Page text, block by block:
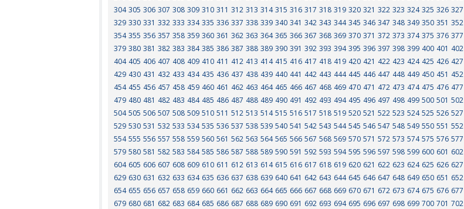
304 305 306 307 308 309 310 311 312 313 314 315 316 317 318 319 320 321 322 323 324 325 326 327
329 330 331 332 333 334 335 336 337 338 339 340 341 342 343 344 345 346 347 348 349 350 351 352
354 355 356 357 358 359 360 361 362 363 364 365 366 367 368 369 370 371 372 373 374 375 376 377
379 380 381 382 383 384 385 386 387 388 389 390 391 392 393 394 395 396 397 398 399 400 401 402
404 405 406 407 408 409 410 411 412 413 414 415 416 417 418 419 420 421 422 423 424 425 426 427
429 430 431 432 433 434 435 436 437 438 439 440 441 442 443 444 445 446 447 448 449 450 451 452
454 455 456 457 458 459 460 461 462 463 464 465 466 467 468 469 470 471 472 473 474 475 476 477
479 480 481 482 483 484 485 486 487 488 489 490 491 492 493 494 495 496 497 498 499 500 501 502
504 505 506 507 508 509 510 511 512 513 514 515 516 517 518 519 520 521 522 523 524 525 526 527
529 530 531 532 533 534 535 536 537 538 539 540 541 542 543 544 545 546 547 548 549 550 551 552
554 555 556 557 558 559 560 561 562 563 564 565 566 567 568 569 570 571 572 573 574 575 576 577
579 580 581 582 583 584 585 586 587 588 589 590 591 592 593 594 595 596 597 598 599 600 601 602
604 605 606 607 608 609 610 611 612 613 614 615 616 617 618 619 620 621 622 623 624 625 626 627
629 630 631 632 633 634 635 636 637 638 639 640 641 642 643 644 645 646 647 648 649 650 651 652
654 655 656 657 658 659 660 661 662 663 664 665 666 667 668 669 670 671 672 673 674 675 676 677
679 680 681 682 683 684 685 686 687 688 689 690 691 692 693 694 695 696 697 698 699 700 701 702